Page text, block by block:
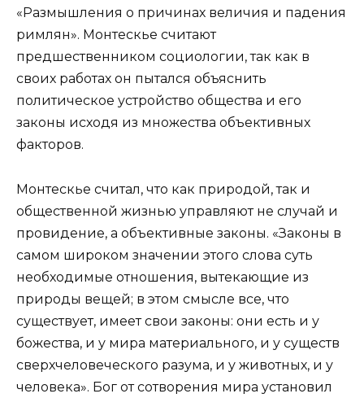
«Размышления о причинах величия и падения
римлян». Монтескье считают
предшественником социологии, так как в
своих работах он пытался объяснить
политическое устройство общества и его
законы исходя из множества объективных
факторов.
Монтескье считал, что как природой, так и
общественной жизнью управляют не случай и
провидение, а объективные законы. «Законы в
самом широком значении этого слова суть
необходимые отношения, вытекающие из
природы вещей; в этом смысле все, что
существует, имеет свои законы: они есть и у
божества, и у мира материального, и у существ
сверхчеловеческого разума, и у животных, и у
человека». Бог от сотворения мира установил